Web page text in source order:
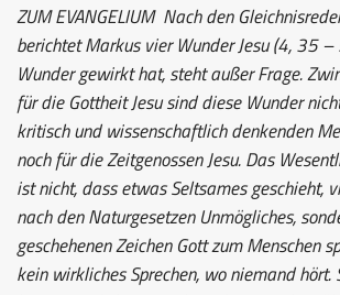
ZUM EVANGELIUMNach den
berichtet Markus vier Wunder Jesu (4, 35 –
Wunder gewirkt hat, steht außer Frage.
für die Gottheit Jesu sind diese Wunder
kritisch und wissenschaftlich denkenden
noch für die Zeitgenossen Jesu. Das
ist nicht, dass etwas Seltsames geschieht,
nach den Naturgesetzen Unmögliches,
geschehenen Zeichen Gott zum Menschen
kein wirkliches Sprechen, wo niemand hört.